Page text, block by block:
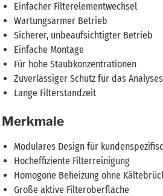
Einfacher Filterelementwechsel
Wartungsarmer Betrieb
Sicherer, unbeaufsichtigter Betrieb
Einfache Montage
Für hohe Staubkonzentrationen
Zuverlässiger Schutz für das
Lange Filterstandzeit
Merkmale
Modulares Design für
Hocheffiziente Filterreinigung
Homogone Beheizung ohne
Große aktive Filteroberfläche